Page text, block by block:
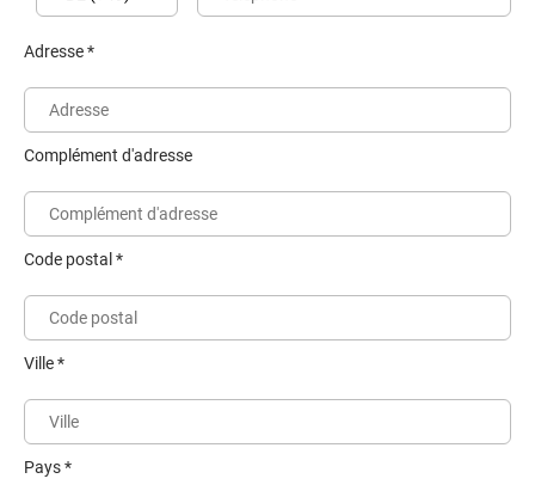
Adresse *
Complément d'adresse
Code postal *
Ville *
Pays *